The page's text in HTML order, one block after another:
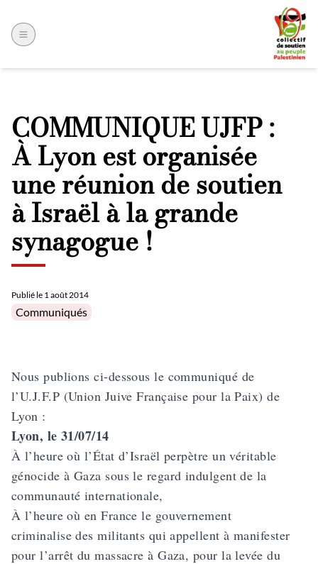
COMMUNIQUE UJFP :
À Lyon est organisée
une réunion de soutien
à Israël à la grande
synagogue !
Publié le 1 août 2014
Posted in
Communiqués
Nous publions ci-dessous le communiqué de
l’U.J.F.P (Union Juive Française pour la Paix) de
Lyon :
Lyon, le 31/07/14
À l’heure où l’État d’Israël perpètre un véritable
génocide à Gaza sous le regard indulgent de la
communauté internationale,
À l’heure où en France le gouvernement
criminalise des militants qui appellent à manifester
pour l’arrêt du massacre à Gaza, pour la levée du